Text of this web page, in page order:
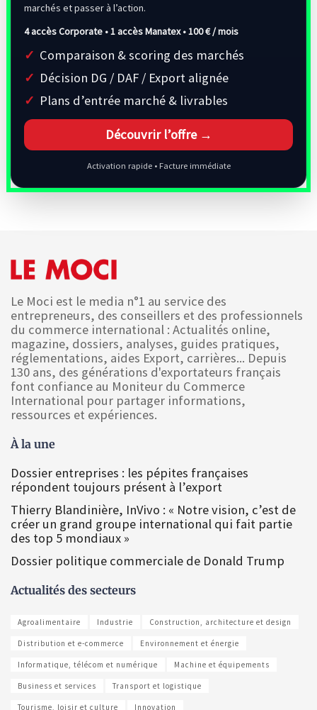
marchés et passer à l’action.
4 accès Corporate • 1 accès Manatex •100 € / mois
Comparaison & scoring des marchés
Décision DG / DAF / Export alignée
Plans d’entrée marché & livrables
Découvrir l’offre →
Activation rapide • Facture immédiate
Le Moci est le media n°1 au service des
entrepreneurs, des conseillers et des professionnels
du commerce international : Actualités online,
magazine, dossiers, analyses, guides pratiques,
réglementations, aides Export, carrières... Depuis
130 ans, des générations d'exportateurs français
font confiance au Moniteur du Commerce
International pour partager informations,
ressources et expériences.
À la une
Dossier entreprises : les pépites françaises
répondent toujours présent à l’export
Thierry Blandinière, InVivo : « Notre vision, c’est de
créer un grand groupe international qui fait partie
des top 5 mondiaux »
Dossier politique commerciale de Donald Trump
Actualités des secteurs
Agroalimentaire Industrie Construction, architecture et design
Distribution et e-commerce Environnement et énergie
Informatique, télécom et numérique Machine et équipements
Business et services Transport et logistique
Tourisme, loisir et culture Innovation